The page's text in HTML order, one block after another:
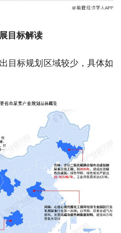
目标解读
目标规划区域较少，具体如